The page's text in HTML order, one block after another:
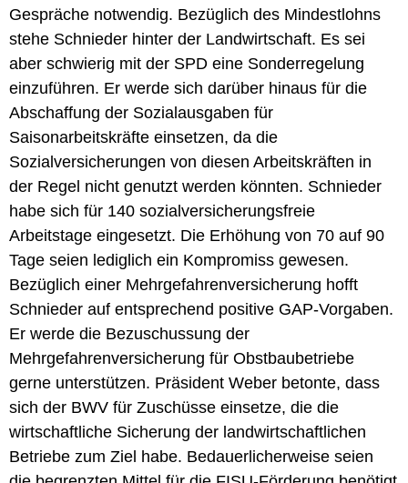
Gespräche notwendig. Bezüglich des Mindestlohns
stehe Schnieder hinter der Landwirtschaft. Es sei
aber schwierig mit der SPD eine Sonderregelung
einzuführen. Er werde sich darüber hinaus für die
Abschaffung der Sozialausgaben für
Saisonarbeitskräfte einsetzen, da die
Sozialversicherungen von diesen Arbeitskräften in
der Regel nicht genutzt werden könnten. Schnieder
habe sich für 140 sozialversicherungsfreie
Arbeitstage eingesetzt. Die Erhöhung von 70 auf 90
Tage seien lediglich ein Kompromiss gewesen.
Bezüglich einer Mehrgefahrenversicherung hofft
Schnieder auf entsprechend positive GAP-Vorgaben.
Er werde die Bezuschussung der
Mehrgefahrenversicherung für Obstbaubetriebe
gerne unterstützen. Präsident Weber betonte, dass
sich der BWV für Zuschüsse einsetze, die die
wirtschaftliche Sicherung der landwirtschaftlichen
Betriebe zum Ziel habe. Bedauerlicherweise seien